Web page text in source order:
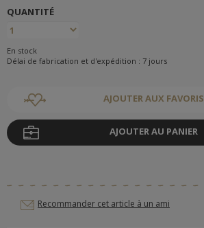
QUANTITÉ
En stock
Délai de fabrication et d'expédition : 7 jours
AJOUTER AUX FAVORIS
AJOUTER AU PANIER
Recommander cet article à un ami